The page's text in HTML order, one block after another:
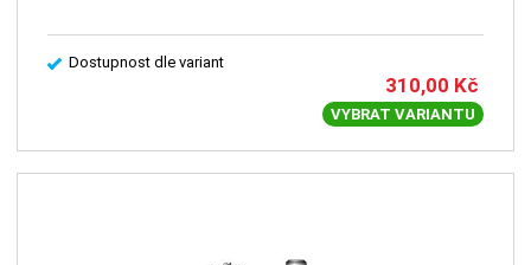
Dostupnost dle variant
310,00 Kč
VYBRAT VARIANTU